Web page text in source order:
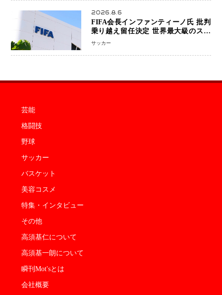
2026.8.6
FIFA会長インファンティーノ氏 批判
乗り越え留任決定 世界最大級のスポ
ーツ組織を支える「権威」は揺るがず
サッカー
芸能
格闘技
野球
サッカー
バスケット
美容コスメ
特集・インタビュー
その他
高須基仁について
高須基一朗について
瞬刊Mot'sとは
会社概要